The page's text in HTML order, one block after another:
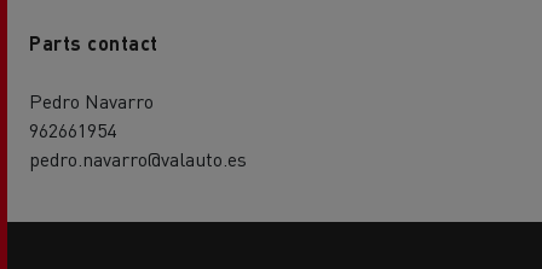
Parts contact
Pedro Navarro
962661954
pedro.navarro@valauto.es